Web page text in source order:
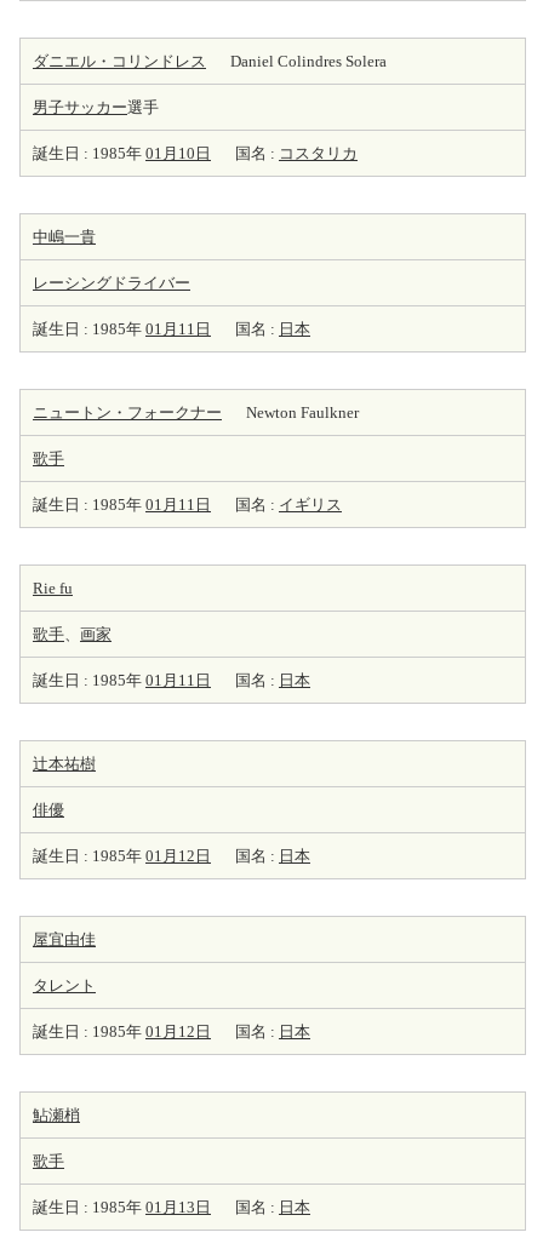
ダニエル・コリンドレス Daniel Colindres Solera
男子サッカー選手
誕生日 : 1985年 01月10日 国名 : コスタリカ
中嶋一貴
レーシングドライバー
誕生日 : 1985年 01月11日 国名 : 日本
ニュートン・フォークナー Newton Faulkner
歌手
誕生日 : 1985年 01月11日 国名 : イギリス
Rie fu
歌手、 画家
誕生日 : 1985年 01月11日 国名 : 日本
辻本祐樹
俳優
誕生日 : 1985年 01月12日 国名 : 日本
屋宜由佳
タレント
誕生日 : 1985年 01月12日 国名 : 日本
鮎瀬梢
歌手
誕生日 : 1985年 01月13日 国名 : 日本